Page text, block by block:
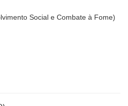
Social e Combate à Fome)